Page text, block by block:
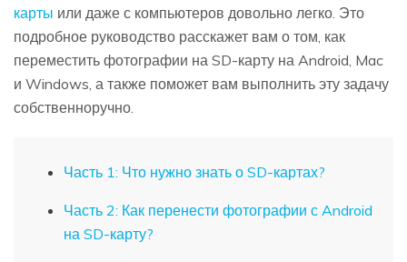
карты или даже с компьютеров довольно легко. Это
подробное руководство расскажет вам о том, как
переместить фотографии на SD-карту на Android, Mac
и Windows, а также поможет вам выполнить эту задачу
собственноручно.
Часть 1: Что нужно знать о SD-картах?
Часть 2: Как перенести фотографии с Android
на SD-карту?